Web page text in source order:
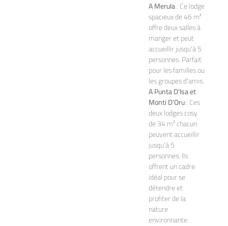
A Merula: Ce lodge
spacieux de 46 m²
offre deux salles à
manger et peut
accueillir jusqu'à 5
personnes. Parfait
pour les familles ou
les groupes d'amis.
A Punta D'Isa et
Monti D'Oru: Ces
deux lodges cosy
de 34 m² chacun
peuvent accueillir
jusqu'à 5
personnes. Ils
offrent un cadre
idéal pour se
détendre et
profiter de la
nature
environnante.